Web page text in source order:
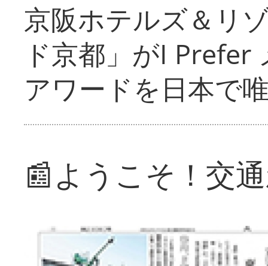
京阪ホテルズ＆リ
ド京都」がI
アワードを日本で
📰ようこそ！交